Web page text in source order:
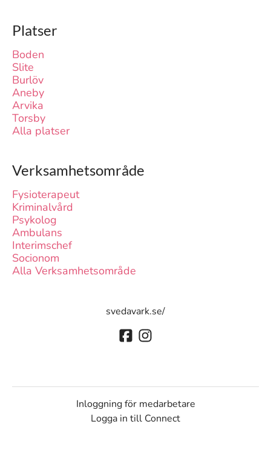
Platser
Boden
Slite
Burlöv
Aneby
Arvika
Torsby
Alla platser
Verksamhetsområde
Fysioterapeut
Kriminalvård
Psykolog
Ambulans
Interimschef
Socionom
Alla Verksamhetsområde
svedavark.se/
Inloggning för medarbetare
Logga in till Connect